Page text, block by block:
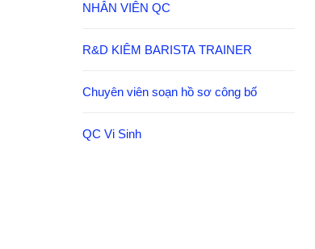
NHÂN VIÊN QC
R&D KIÊM BARISTA TRAINER
Chuyên viên soạn hồ sơ công bố
QC Vi Sinh